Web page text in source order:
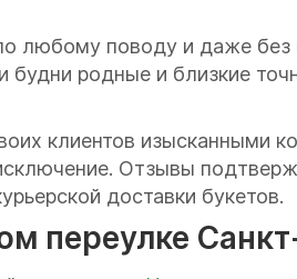
любому поводу и даже
родные и близкие
клиентов изысканными
Отзывы
доставки букетов.
переулке